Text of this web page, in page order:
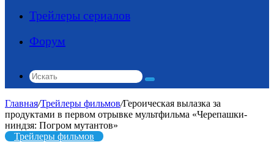
Трейлеры сериалов
Форум
Искать
Главная/Трейлеры фильмов/Героическая вылазка за
продуктами в первом отрывке мультфильма «Черепашки-
ниндзя: Погром мутантов»
Трейлеры фильмов